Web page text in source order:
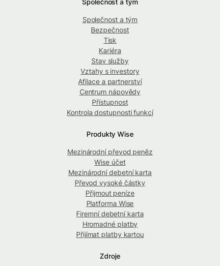
Společnost a tým
Bezpečnost
Tisk
Kariéra
Stav služby
Vztahy s investory
Afilace a partnerství
Centrum nápovědy
Přístupnost
Kontrola dostupnosti funkcí
Produkty Wise
Mezinárodní převod peněz
Wise účet
Mezinárodní debetní karta
Převod vysoké částky
Přijmout peníze
Platforma Wise
Firemní debetní karta
Hromadné platby
Přijímat platby kartou
Zdroje